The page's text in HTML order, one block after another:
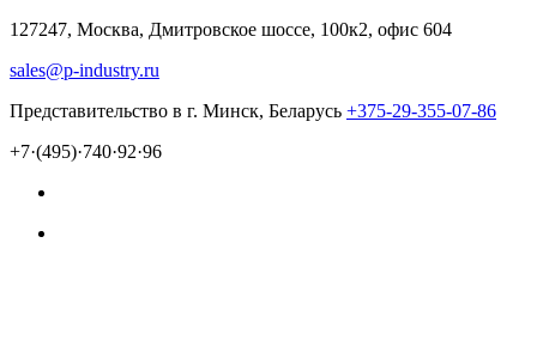
127247, Москва, Дмитровское шоссе, 100к2, офис 604
sales@p-industry.ru
Представительство в г. Минск, Беларусь +375-29-355-07-86
+7·(495)·740·92·96